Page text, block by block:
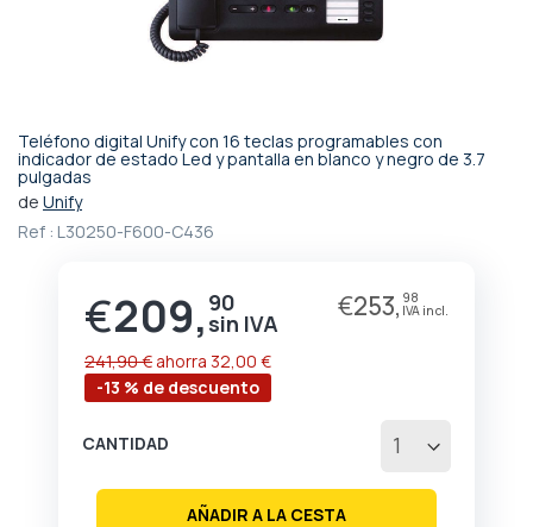
Teléfono digital Unify con 16 teclas programables con
indicador de estado Led y pantalla en blanco y negro de 3.7
pulgadas
de Unify
Ref : L30250-F600-C436
Precio
especial
€209, 90 €253, 98
-13 % de descuento
241,90 € ahorra 32,00 €
CANTIDAD
AÑADIR A LA CESTA
Saltar
al
comienzo
de
imágenes